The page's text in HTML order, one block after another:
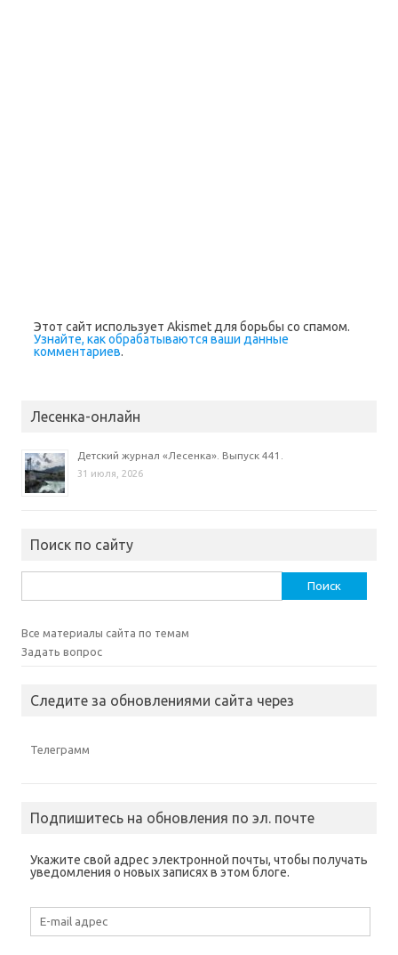
Этот сайт использует Akismet для борьбы со спамом.
Узнайте, как обрабатываются ваши данные
комментариев.
Лесенка-онлайн
Детский журнал «Лесенка». Выпуск 441.
31 июля, 2026
Поиск по сайту
Все материалы сайта по темам
Задать вопрос
Следите за обновлениями сайта через
Телеграмм
Подпишитесь на обновления по эл. почте
Укажите свой адрес электронной почты, чтобы получать
уведомления о новых записях в этом блоге.
E-
mail
адрес